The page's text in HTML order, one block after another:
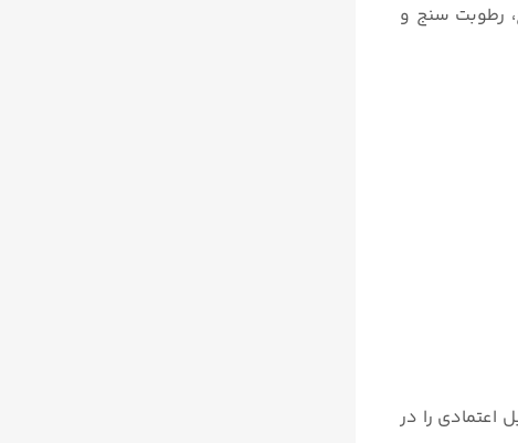
رطوبت سنج و
و قابل اعتمادی را در